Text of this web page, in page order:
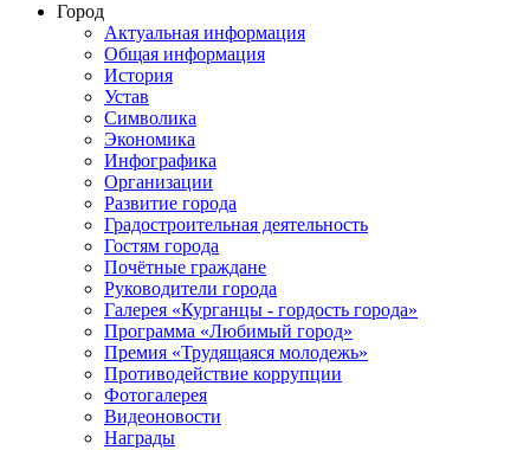
Город
Актуальная информация
Общая информация
История
Устав
Символика
Экономика
Инфографика
Организации
Развитие города
Градостроительная деятельность
Гостям города
Почётные граждане
Руководители города
Галерея «Курганцы - гордость города»
Программа «Любимый город»
Премия «Трудящаяся молодежь»
Противодействие коррупции
Фотогалерея
Видеоновости
Награды